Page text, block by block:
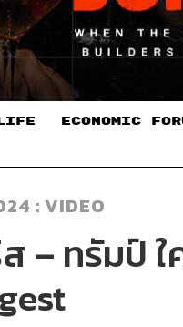
ECONOMIC
: VIDEO
– ทรัมป์